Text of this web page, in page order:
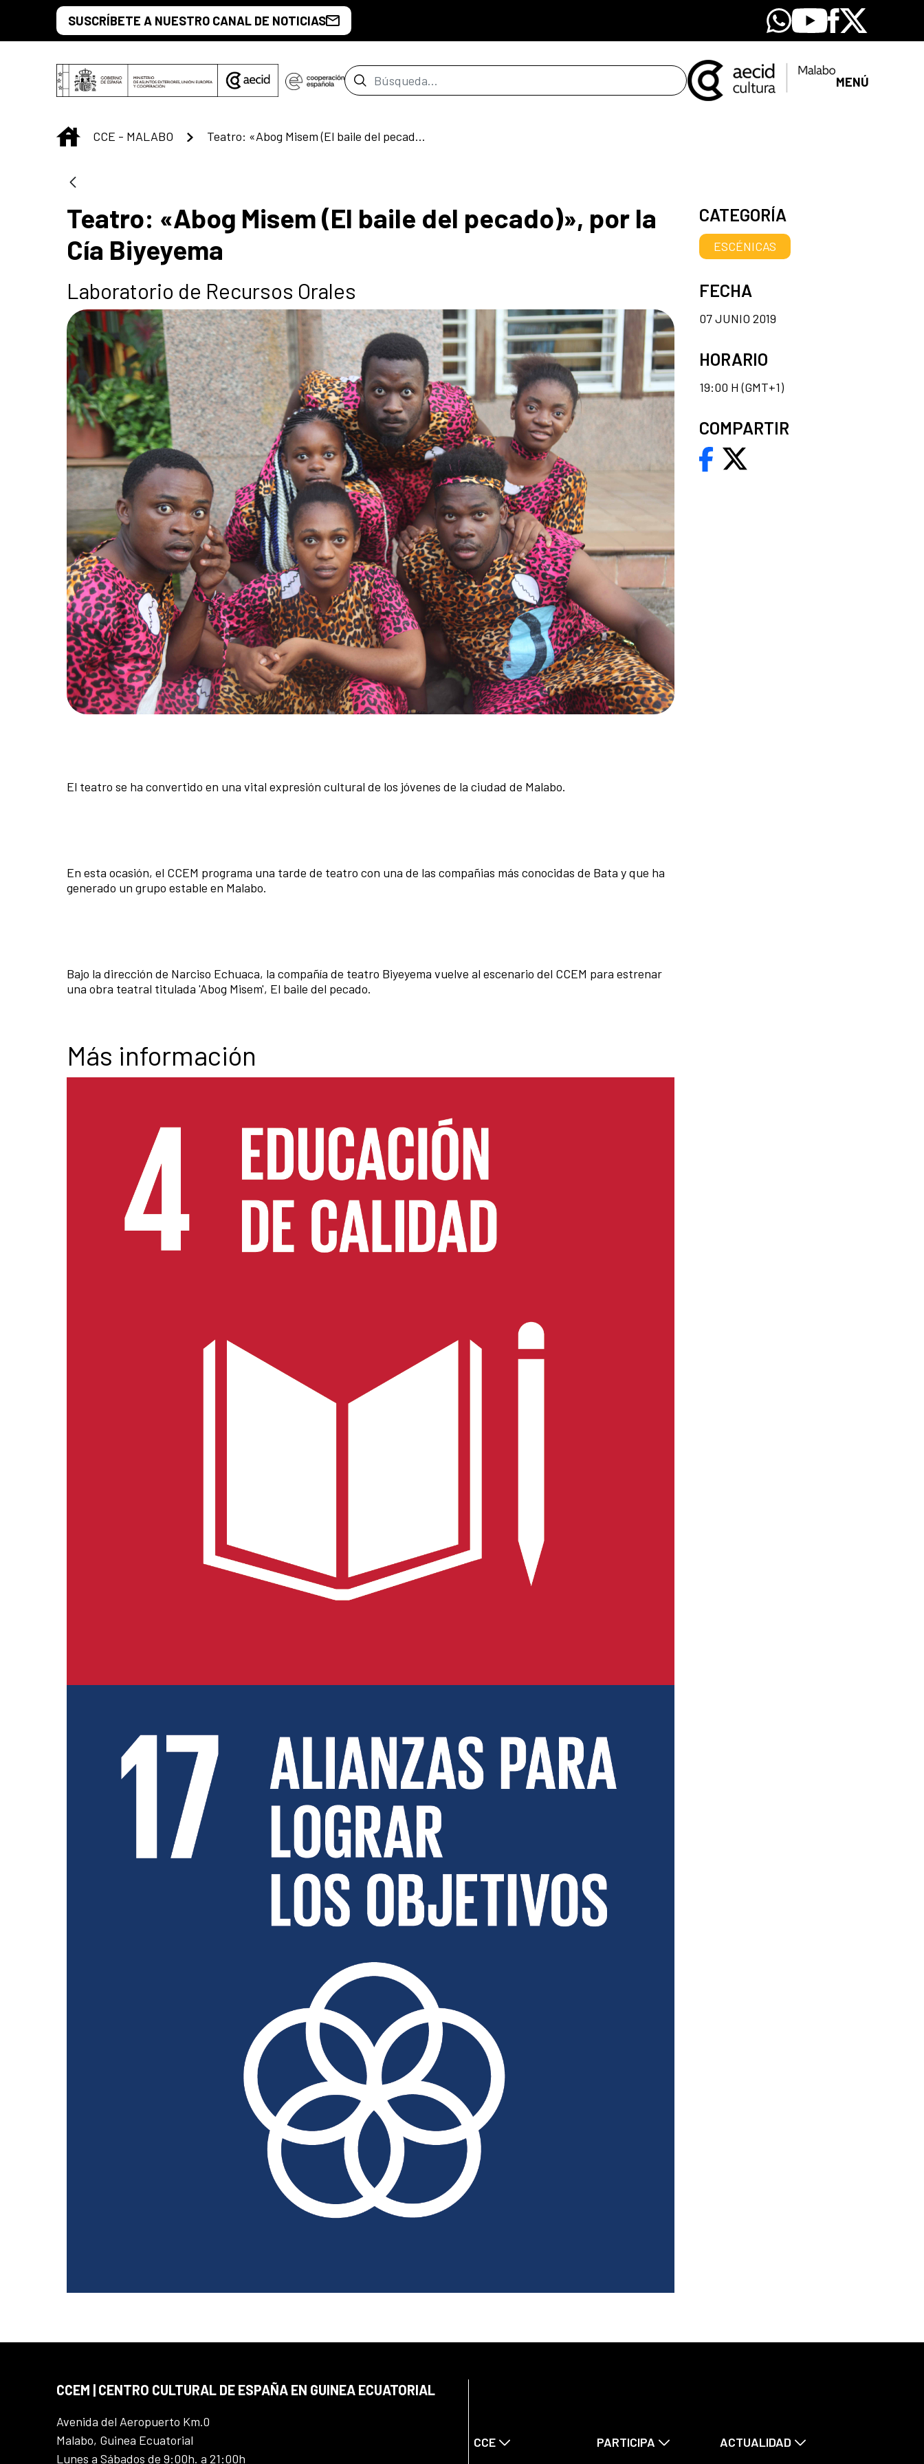
Saltar al contenido principal
SUSCRÍBETE A NUESTRO CANAL DE NOTICIAS Whatsapp
YoutubeFacebook
X
Barra de búsqueda MENÚ
INICIO
CCE - MALABO Teatro: «Abog Misem (El baile del pecado)», por la Cía Biyeyema
Teatro: «Abog Misem (El baile del pecado)», por la
Cía Biyeyema
Laboratorio de Recursos Orales
El teatro se ha convertido en una vital expresión cultural de los jóvenes de la ciudad de Malabo.
En esta ocasión, el CCEM programa una tarde de teatro con una de las compañias más conocidas de Bata y que ha
generado un grupo estable en Malabo.
Bajo la dirección de Narciso Echuaca, la compañía de teatro Biyeyema vuelve al escenario del CCEM para estrenar
una obra teatral titulada 'Abog Misem', El baile del pecado.
Más información
CATEGORÍA
ESCÉNICAS
FECHA
07 JUNIO 2019
HORARIO
19:00 H (GMT+1)
COMPARTIR
CCEM | CENTRO CULTURAL DE ESPAÑA EN GUINEA ECUATORIAL
Avenida del Aeropuerto Km.0
Malabo, Guinea Ecuatorial
Lunes a Sábados de 9:00h. a 21:00h
CCE PARTICIPA ACTUALIDAD